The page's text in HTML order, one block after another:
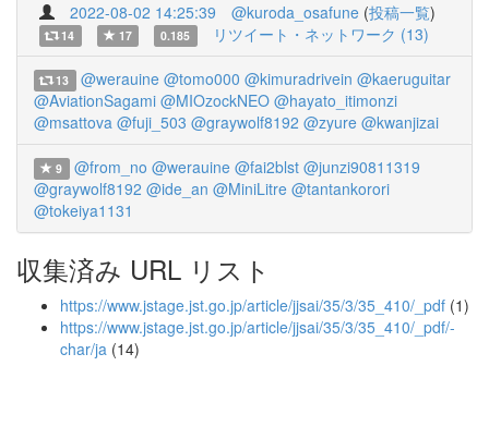
2022-08-02 14:25:39 @kuroda_osafune (投稿一覧)
14 17 0.185 リツイート・ネットワーク (13)
13 @werauine @tomo000 @kimuradrivein @kaeruguitar
@AviationSagami @MIOzockNEO @hayato_itimonzi
@msattova @fuji_503 @graywolf8192 @zyure @kwanjizai
9 @from_no @werauine @fai2blst @junzi90811319
@graywolf8192 @ide_an @MiniLitre @tantankorori
@tokeiya1131
収集済み URL リスト
https://www.jstage.jst.go.jp/article/jjsai/35/3/35_410/_pdf (1)
https://www.jstage.jst.go.jp/article/jjsai/35/3/35_410/_pdf/-
char/ja (14)